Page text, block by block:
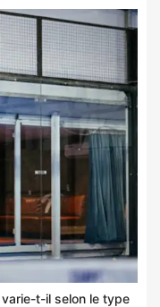
t-il selon le type